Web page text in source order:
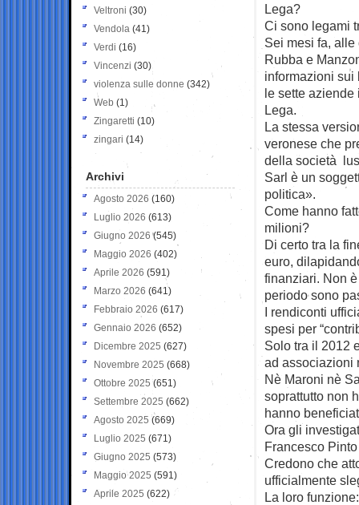
Lega?
Ci sono legami
Sei mesi fa, alle
Rubba e
informazioni sui
le sette
Lega.
La stessa
veronese che
della società
Sarl è un
politica».
Come hanno
milioni?
Di certo tra la
euro,
finanziari. Non
periodo sono
I rendiconti
spesi per
Solo tra il 2012
ad associazioni
Nè Maroni nè
soprattutto non
hanno
Ora gli
Francesco
Credono che
ufficialmente
La loro
Veltroni (30)
Vendola (41)
Verdi (16)
Vincenzi (30)
violenza sulle donne (342)
Web (1)
Zingaretti (10)
zingari (14)
Archivi
Agosto 2026 (160)
Luglio 2026 (613)
Giugno 2026 (545)
Maggio 2026 (402)
Aprile 2026 (591)
Marzo 2026 (641)
Febbraio 2026 (617)
Gennaio 2026 (652)
Dicembre 2025 (627)
Novembre 2025 (668)
Ottobre 2025 (651)
Settembre 2025 (662)
Agosto 2025 (669)
Luglio 2025 (671)
Giugno 2025 (573)
Maggio 2025 (591)
Aprile 2025 (622)